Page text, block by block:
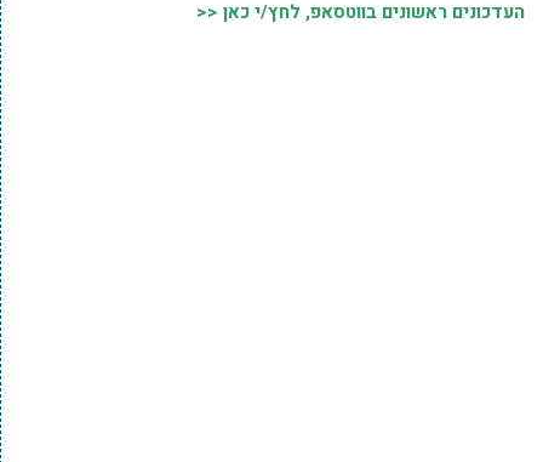
העדכונים ראשונים בווטסאפ, לחץ/י כאן <<